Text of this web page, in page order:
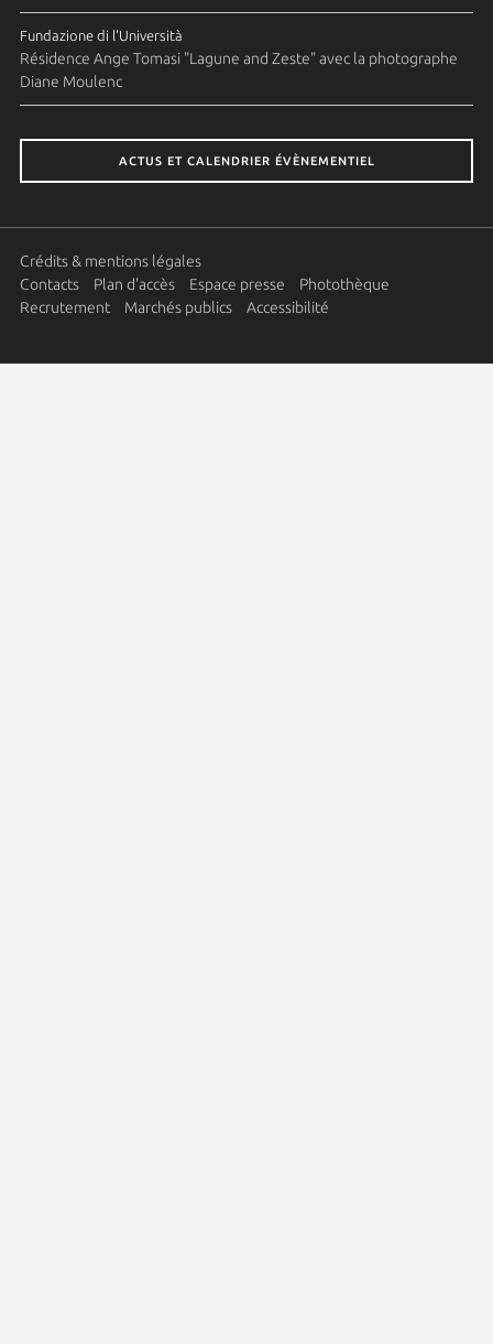
Fundazione di l'Università
Résidence Ange Tomasi "Lagune and Zeste" avec la photographe
Diane Moulenc
ACTUS ET CALENDRIER ÉVÈNEMENTIEL
Crédits & mentions légales
Contacts
Plan d'accès Espace presse
Photothèque
Recrutement
Marchés publics Accessibilité